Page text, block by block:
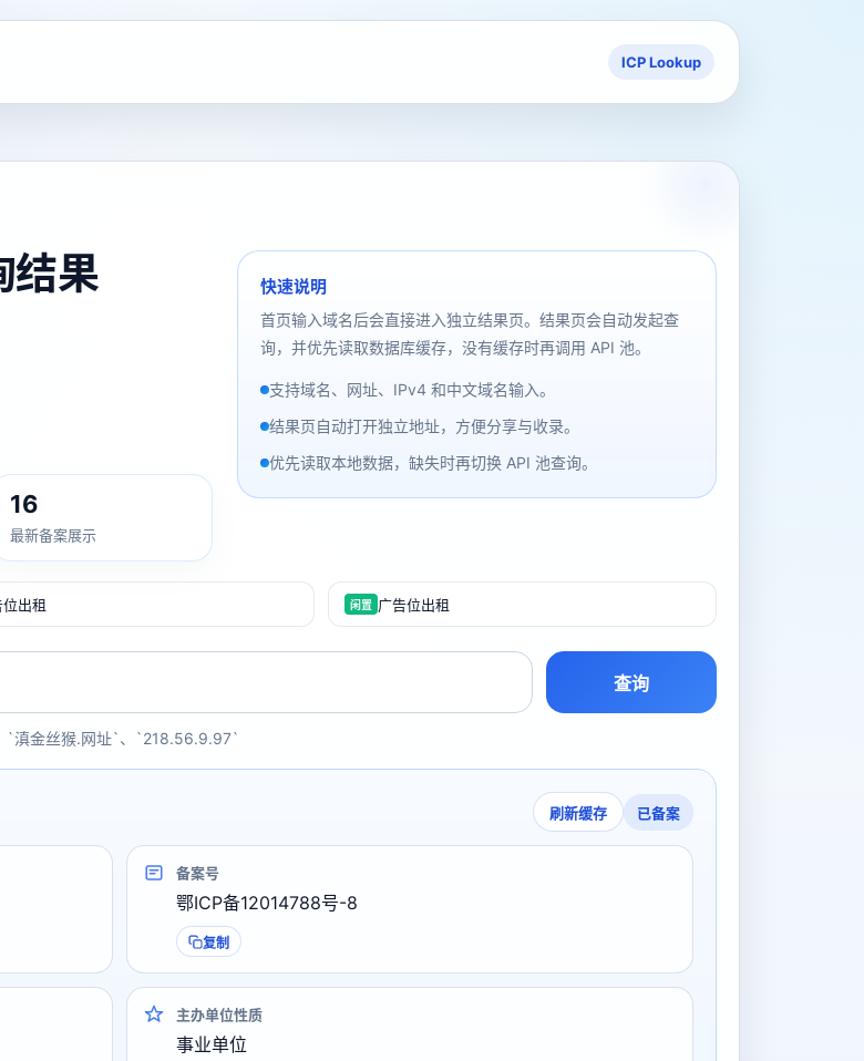
ICP Lookup
结果
16
最新备案展示
快速说明
首页输入域名后会直接进入独立结果页。结果页会自动发起查
询，并优先读取数据库缓存，没有缓存时再调用 API 池。
支持域名、网址、IPv4 和中文域名输入。
结果页自动打开独立地址，方便分享与收录。
优先读取本地数据，缺失时再切换 API 池查询。
位出租 闲置 广告位出租
查询
滇金丝猴.网址`、`218.56.9.97`
刷新缓存 已备案
备案号
鄂ICP备12014788号-8
复制
主办单位性质
事业单位